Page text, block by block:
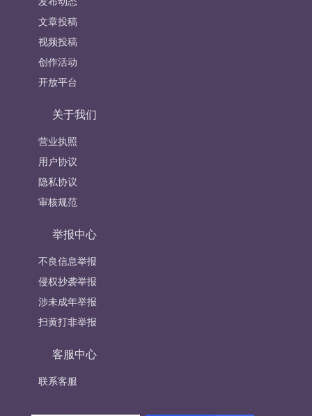
文章投稿
视频投稿
创作活动
开放平台
关于我们
营业执照
用户协议
隐私协议
审核规范
举报中心
不良信息举报
侵权抄袭举报
涉未成年举报
扫黄打非举报
客服中心
联系客服